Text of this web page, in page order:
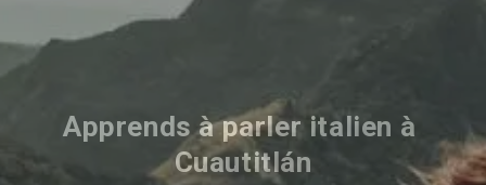
Apprends à parler italien à
Cuautitlán